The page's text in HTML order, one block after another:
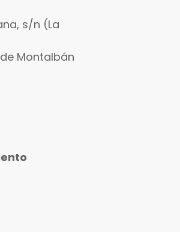
s/n (La
Montalbán